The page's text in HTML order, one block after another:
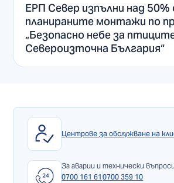
ЕРП Север изпълни над
планираните монтажи по
„Безопасно небе за
Североизточна България“
Центрове за обслужване на
За аварии и технически
0700 161 61 0700 359 10